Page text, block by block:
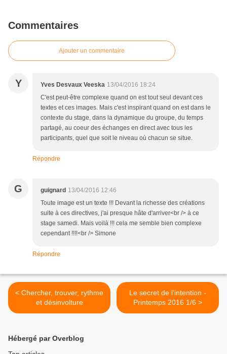
Commentaires
Ajouter un commentaire
Y Yves Desvaux Veeska 13/04/2016 18:24
C'est peut-être complexe quand on est tout seul devant ces
textes et ces images. Mais c'est inspirant quand on est dans le
contexte du stage, dans la dynamique du groupe, du temps
partagé, au coeur des échanges en direct avec tous les
participants, quel que soit le niveau où chacun se situe.
Répondre
G guignard 13/04/2016 12:46
Toute image est un texte !!! Devant la richesse des créations
suite à ces directives, j'ai presque hâte d'arriver<br /> à ce
stage samedi. Mais voilà !!! cela me semble bien complexe
cependant !!!!<br /> Simone
Répondre
< Chercher, trouver, rythme
et désinvolture
Le secret de l'intention -
Printemps 2016 1/6 >
Hébergé par Overblog